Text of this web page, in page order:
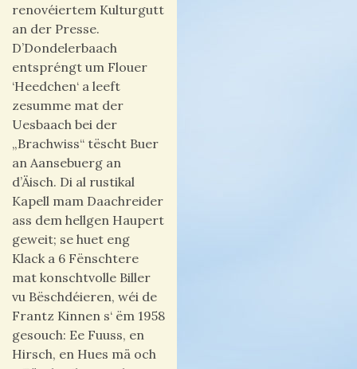
renovéiertem Kulturgutt
an der Presse.
D’Dondelerbaach
entspréngt um Flouer
‘Heedchen‘ a leeft
zesumme mat der
Uesbaach bei der
„Brachwiss“ tëscht Buer
an Aansebuerg an
d’Äisch. Di al rustikal
Kapell mam Daachreider
ass dem hellgen Haupert
geweit; se huet eng
Klack a 6 Fënschtere
mat konschtvolle Biller
vu Bëschdéieren, wéi de
Frantz Kinnen s‘ ëm 1958
gesouch: Ee Fuuss, en
Hirsch, en Hues mä och